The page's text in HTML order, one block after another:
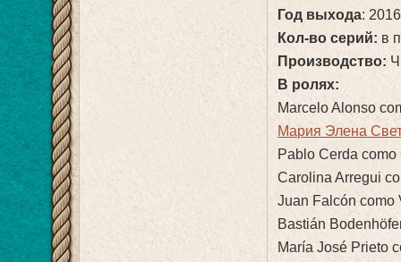
Год выхода: 2016
Кол-во серий: в
Производство:
В ролях:
Marcelo Alonso
Мария Элена
Рablo Cerda como
Carolina Arregui
Juan Falcón como
Bastián
María José Prieto